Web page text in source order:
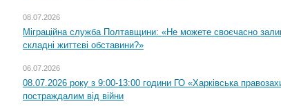
08.07.2026
Міграційна служба Полтавщини: «Не можете своєчасно
складні життєві обставини?»
06.07.2026
08.07.2026 року з 9:00-13:00 години ГО «Харківська
постраждалим від війни